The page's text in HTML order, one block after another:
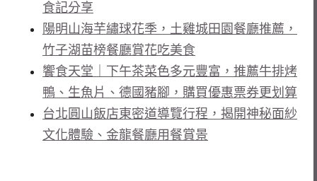
食記分享
陽明山海芋繡球花季，土雞城田園餐廳推薦，
竹子湖苗榜餐廳賞花吃美食
饗食天堂｜下午茶菜色多元豐富，推薦牛排烤
鴨、生魚片、德國豬腳，購買優惠票券更划算
台北圓山飯店東密道導覽行程，揭開神秘面紗
文化體驗、金龍餐廳用餐賞景